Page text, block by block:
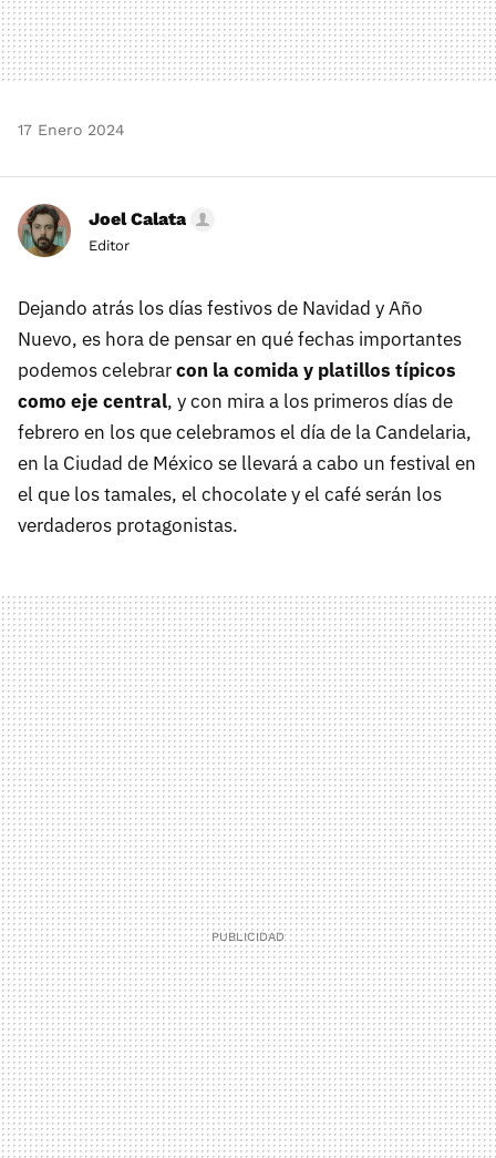
17 Enero 2024
Joel Calata
Editor
Dejando atrás los días festivos de Navidad y Año
Nuevo, es hora de pensar en qué fechas importantes
podemos celebrarcon la comida y platillos típicos
como eje central, y con mira a los primeros días de
febrero en los que celebramos el día de la Candelaria,
en la Ciudad de México se llevará a cabo un festival en
el que los tamales, el chocolate y el café serán los
verdaderos protagonistas.